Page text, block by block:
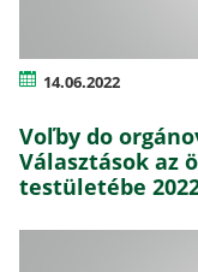
14.06.2022
Voľby do
Választások az
testületébe